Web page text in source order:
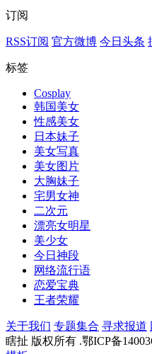
订阅
RSS订阅 官方微博 今日头条
标签
Cosplay
韩国美女
性感美女
日本妹子
美女写真
美女图片
大胸妹子
宅男女神
二次元
漂亮女明星
美少女
今日神段
网络流行语
恋爱宝典
王者荣耀
关于我们 专题集合 寻求报道
瞎扯 版权所有 .鄂ICP备